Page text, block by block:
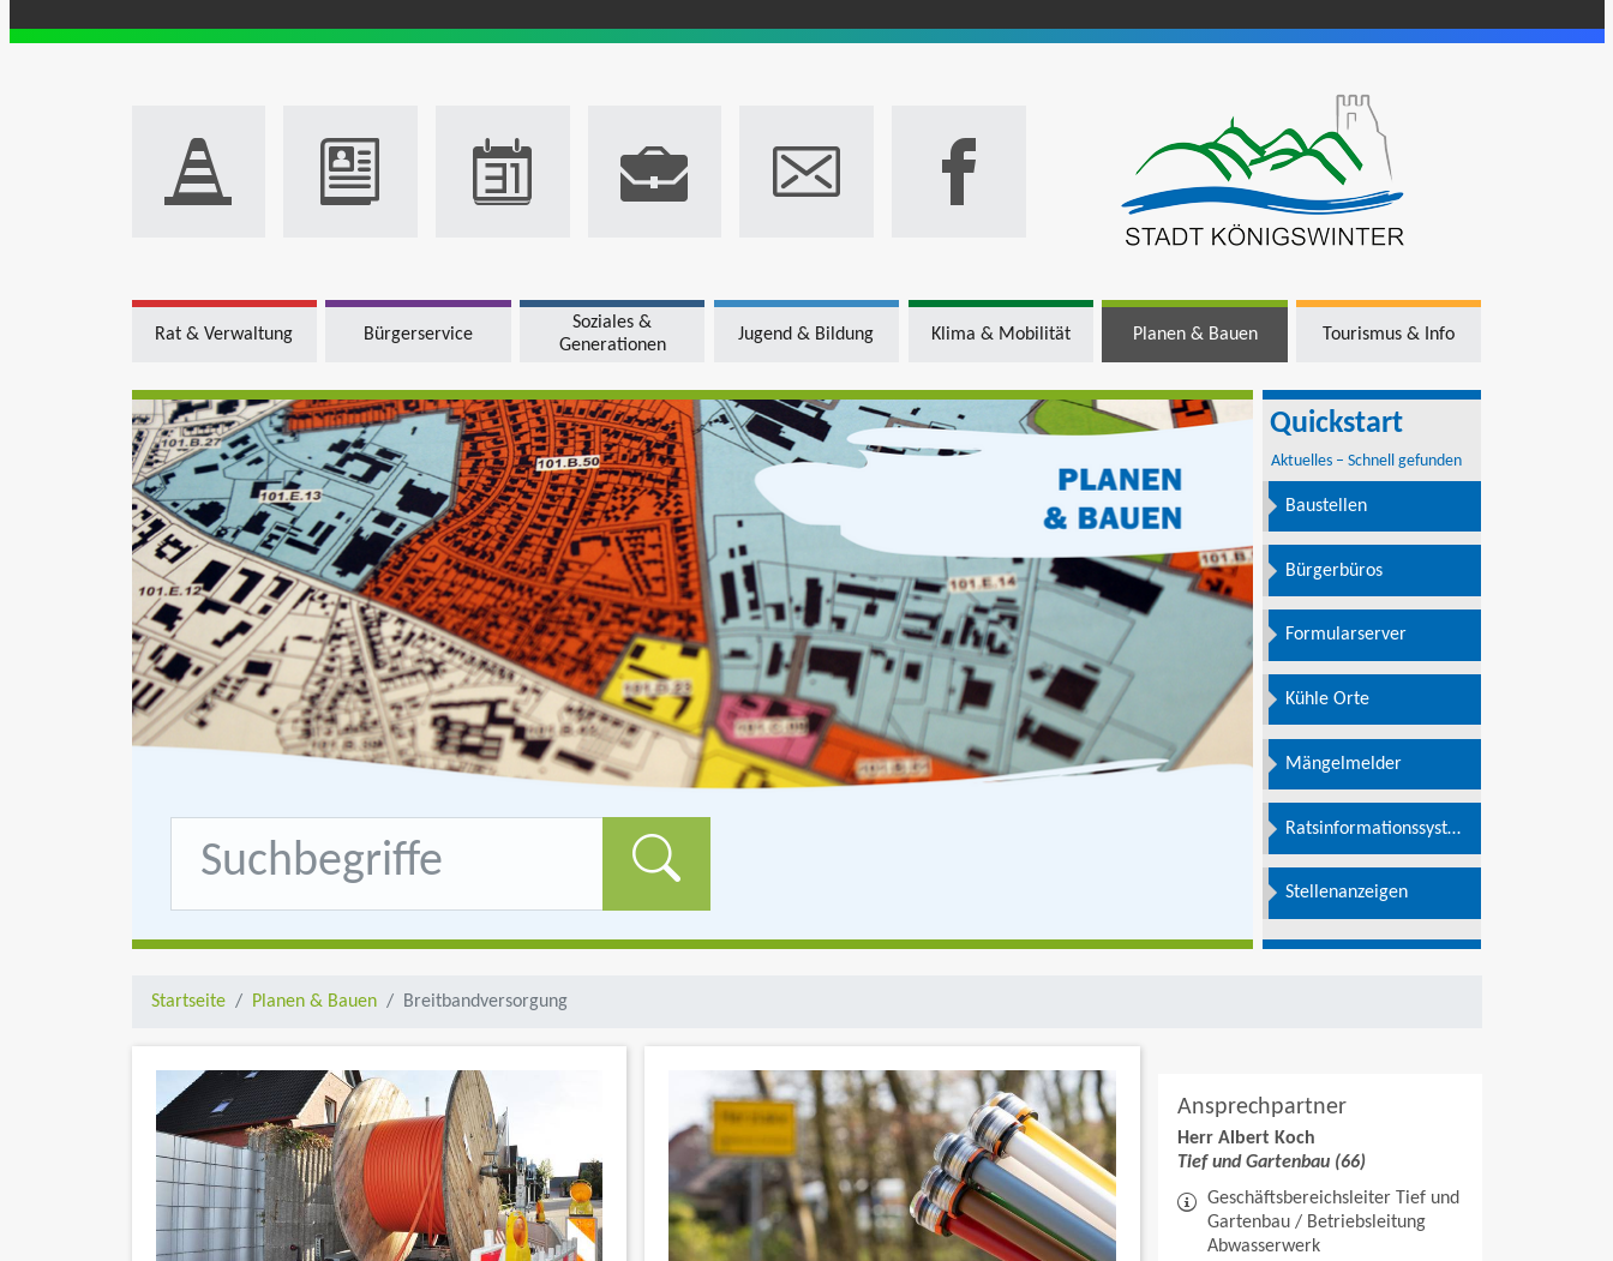
Rat & Verwaltung Bürgerservice
Soziales &
Generationen
Jugend & Bildung Klima & Mobilität Planen & Bauen Tourismus & Info
Formularschaltfläche
Quickstart
Aktuelles – Schnell gefunden
Baustellen
Bürgerbüros
Formularserver
Kühle Orte
Mängelmelder
Ratsinformationssystem
Stellenanzeigen
Startseite Planen & Bauen Breitbandversorgung
Ansprechpartner
Herr Albert Koch
Tief und Gartenbau (66)
Geschäftsbereichsleiter Tief und
Gartenbau / Betriebsleitung
Abwasserwerk